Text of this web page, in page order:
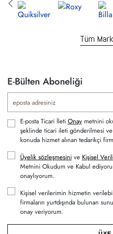
Tüm
E-Bülten Aboneliği
E-posta Ticari İleti Onaymetnini
şeklinde ticari ileti gönderilmesi
konuda hizmet alınan tedarikçi
Üyelik sözleşmesinive Kişisel
Metnini Okudum ve Kabul
onaylıyorum.
Kişisel verilerimin hizmetin
firmaların yurtdışında bulunan
onay veriyorum.